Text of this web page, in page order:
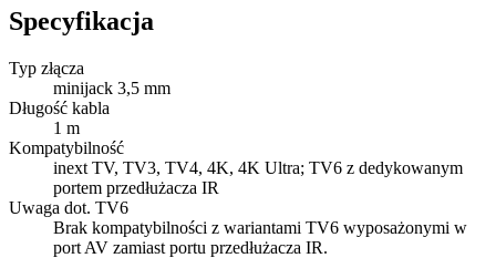
Specyfikacja
Typ złącza
minijack 3,5 mm
Długość kabla
1 m
Kompatybilność
inext TV, TV3, TV4, 4K, 4K Ultra; TV6 z dedykowanym
portem przedłużacza IR
Uwaga dot. TV6
Brak kompatybilności z wariantami TV6 wyposażonymi w
port AV zamiast portu przedłużacza IR.